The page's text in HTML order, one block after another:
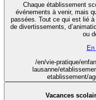
Chaque établissement
événements à venir, mais
passées. Tout ce qui est lié à
de divertissements,
ou
/en/vie-pratique/
lausanne/
etablissement/
Vacances